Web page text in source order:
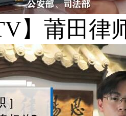
】莆田